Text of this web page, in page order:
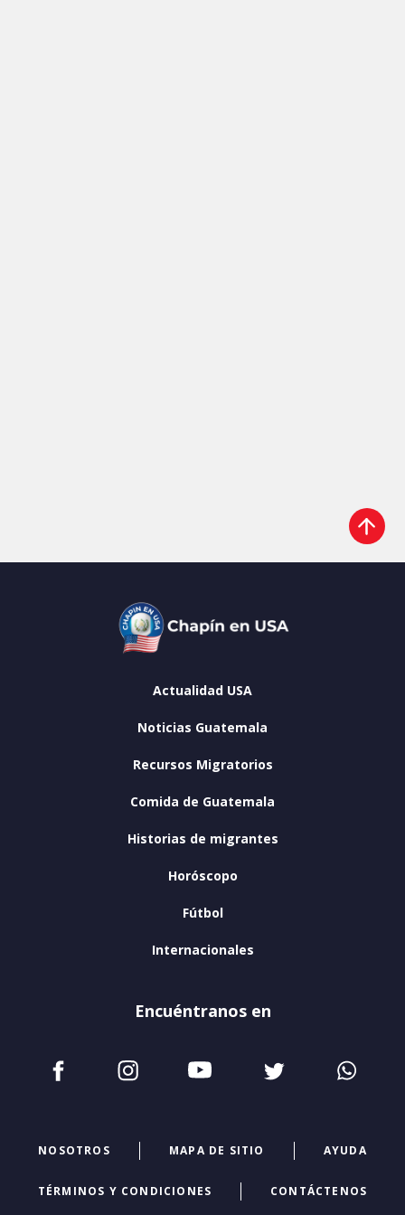
Actualidad USA
Noticias Guatemala
Recursos Migratorios
Comida de Guatemala
Historias de migrantes
Horóscopo
Fútbol
Internacionales
Encuéntranos en
NOSOTROS MAPA DE SITIO AYUDA
TÉRMINOS Y CONDICIONES CONTÁCTENOS